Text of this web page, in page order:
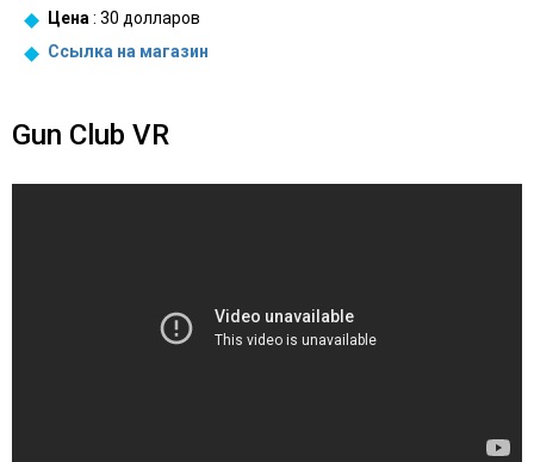
Цена: 30 долларов
Ссылка на магазин
Gun Club VR